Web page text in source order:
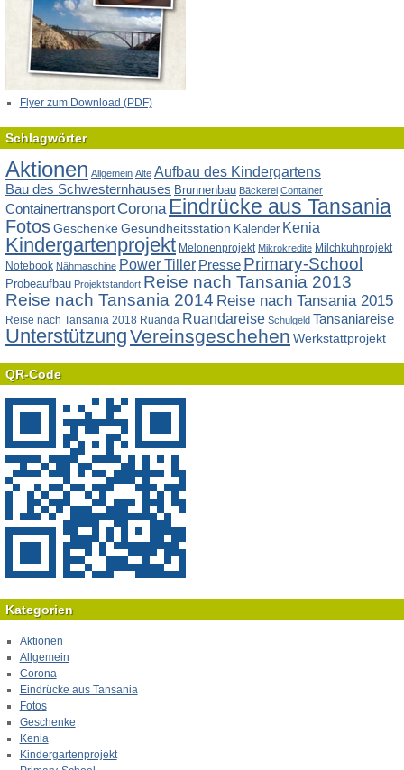
Flyer zum Download (PDF)
Schlagwörter
Aktionen Allgemein Alte Aufbau des Kindergartens
Bau des Schwesternhauses Brunnenbau Bäckerei Container
Containertransport Corona Eindrücke aus Tansania
FotosGeschenkeGesundheitsstation Kalender Kenia
Kindergartenprojekt Melonenprojekt Mikrokredite Milchkuhprojekt
Notebook Nähmaschine Power Tiller Presse Primary-School
Probeaufbau Projektstandort Reise nach Tansania 2013
Reise nach Tansania 2014 Reise nach Tansania 2015
Reise nach Tansania 2018 Ruanda Ruandareise Schulgeld Tansaniareise
UnterstützungVereinsgeschehen Werkstattprojekt
QR-Code
Kategorien
Aktionen
Allgemein
Corona
Eindrücke aus Tansania
Fotos
Geschenke
Kenia
Kindergartenprojekt